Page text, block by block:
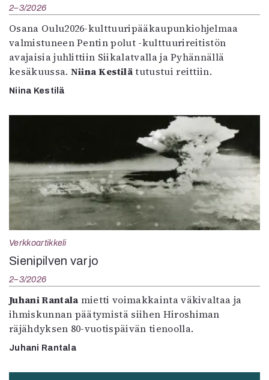
2–3/2026
Osana Oulu2026-kulttuuripääkaupunkiohjelmaa
valmistuneen Pentin polut -kulttuurireitistön
avajaisia juhlittiin Siikalatvalla ja Pyhännällä
kesäkuussa. Niina Kestilätutustui reittiin.
Niina Kestilä
Verkkoartikkeli
Sienipilven varjo
2–3/2026
Juhani Rantala mietti voimakkainta väkivaltaa ja
ihmiskunnan päätymistä siihen Hiroshiman
räjähdyksen 80-vuotispäivän tienoolla.
Juhani Rantala